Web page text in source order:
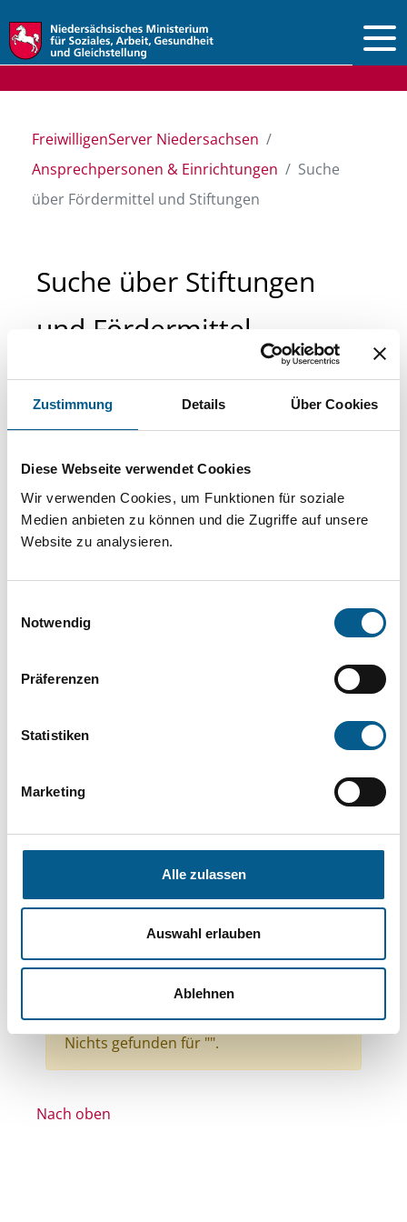
Zustimmung Details Über Cookies
Diese Webseite verwendet Cookies
Wir verwenden Cookies, um Funktionen für soziale
Medien anbieten zu können und die Zugriffe auf unsere
Website zu analysieren.
Notwendig
Präferenzen
Statistiken
Marketing
Alle zulassen
Auswahl erlauben
Ablehnen
FreiwilligenServer Niedersachsen
Ansprechpersonen & Einrichtungen
Suche
über Fördermittel und Stiftungen
Suche über Stiftungen
und Fördermittel
Sie suchen finanzielle Unterstützung für ein
Projekt oder ein Vorhaben? Hier können Sie
Stiftungsdatenbank recherchieren. Bei der
Suche bitte die Groß- und Kleinschreibung
beachten.
können durch die Wahl von Bereichen oder
Suchen
Themen: Kunst & Kultur
Themen: Natur- & Umweltschutz
Themen: Bürgerschaftliches Engagement
Themen: Denkmalschutz
Themen: Wohltätige Zwecke
Themen: Heimatpflege
Alle Filter entfernen
Nichts gefunden für "".
Nach oben